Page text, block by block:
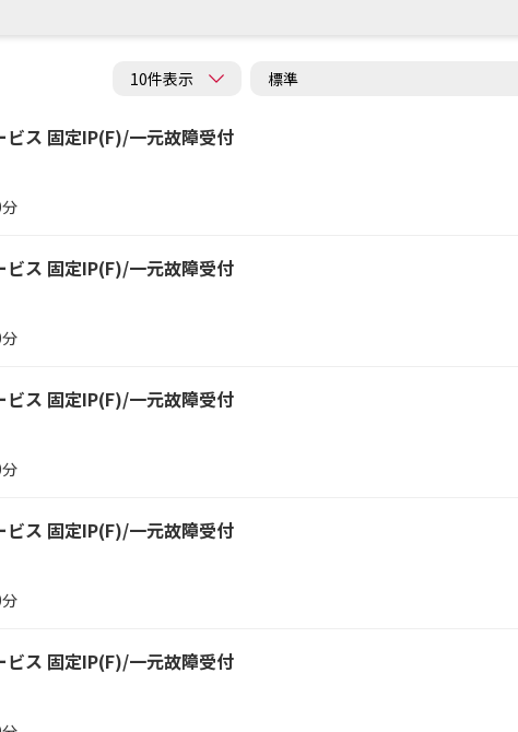
ビス 固定IP(F)/一元故障受付
ビス 固定IP(F)/一元故障受付
ビス 固定IP(F)/一元故障受付
ビス 固定IP(F)/一元故障受付
ビス 固定IP(F)/一元故障受付